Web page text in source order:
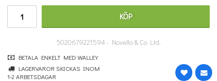
KÖP
5020679221594 - Novello & Co Ltd.
BETALA ENKELT MED WALLEY
LAGERVAROR SKICKAS INOM
1-2 ARBETSDAGAR